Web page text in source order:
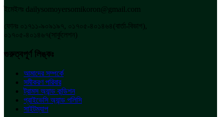
ইমেইলঃ dailysomoyersomikoron@gmail.com
ফোনঃ ০১৭১১-৯০৯১৯৭, ০১৭০৫-৪০১৪৬৪(বার্তা-বিভাগ),
০১৭০৫-৪০১৪৬৭(সার্কুলেশন)
গুরুত্বপূর্ণ লিঙ্কঃ
আমাদের সম্পর্কে
সমীকরণ পরিবার
ট্রামস অ্যান্ড কন্ডিশন
প্রাইভেসি অ্যান্ড পলিসি
সাইটম্যাপ